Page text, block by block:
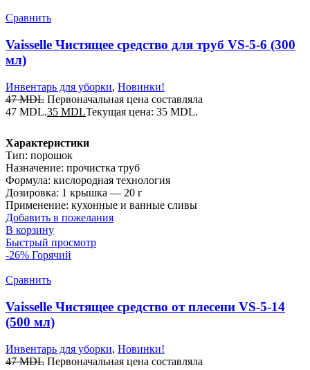
Сравнить
Vaisselle Чистящее средство для труб VS-5-6 (300
мл)
Инвентарь для уборки, Новинки!
47MDL Первоначальная цена составляла
47 MDL.35 MDLТекущая цена: 35 MDL.
Характеристики
Тип: порошок
Назначение: прочистка труб
Формула: кислородная технология
Дозировка: 1 крышка — 20 г
Применение: кухонные и ванные сливы
Добавить в пожелания
В корзину
Быстрый просмотр
-26% Горячий
Сравнить
Vaisselle Чистящее средство от плесени VS-5-14
(500 мл)
Инвентарь для уборки, Новинки!
47MDL Первоначальная цена составляла